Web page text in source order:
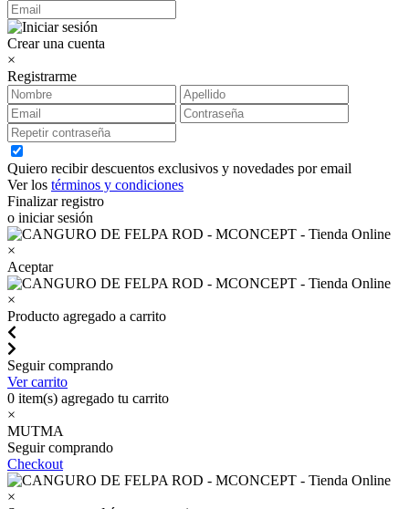
Crear una cuenta
×
Registrarme
Quiero recibir descuentos exclusivos y novedades por email
Ver los términos y condiciones
Finalizar registro
o iniciar sesión
×
Aceptar
×
Producto agregado a carrito
Seguir comprando
Ver carrito
0 item(s) agregado tu carrito
×
MUTMA
Seguir comprando
Checkout
×